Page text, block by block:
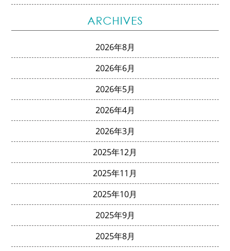
2026年8月
2026年6月
2026年5月
2026年4月
2026年3月
2025年12月
2025年11月
2025年10月
2025年9月
2025年8月